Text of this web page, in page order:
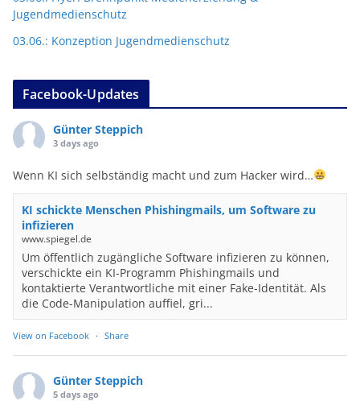
Jugendmedienschutz
03.06.: Konzeption Jugendmedienschutz
Facebook-Updates
Günter Steppich
3 days ago
Wenn KI sich selbständig macht und zum Hacker wird…
KI schickte Menschen Phishingmails, um Software zu
infizieren
www.spiegel.de
Um öffentlich zugängliche Software infizieren zu können,
verschickte ein KI-Programm Phishingmails und
kontaktierte Verantwortliche mit einer Fake-Identität. Als
die Code-Manipulation auffiel, gri...
View on Facebook · Share
Günter Steppich
5 days ago